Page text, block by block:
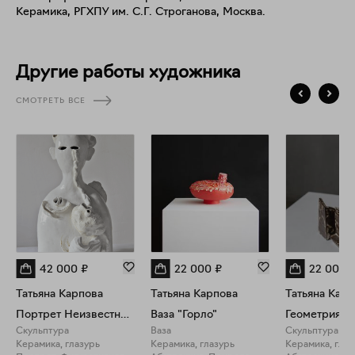
Керамика, РГХПУ им. С.Г. Строганова, Москва.
Другие работы художника
СМОТРЕТЬ ВСЕ
42 000 ₽
Татьяна Карпова
Портрет Неизвестного
Скульптура
Керамика, глазурь
22 000 ₽
Татьяна Карпова
Ваза "Горло"
Ваза
Керамика, глазурь
22 000
Татьяна
Геометрия
Скульптура
Керамика,